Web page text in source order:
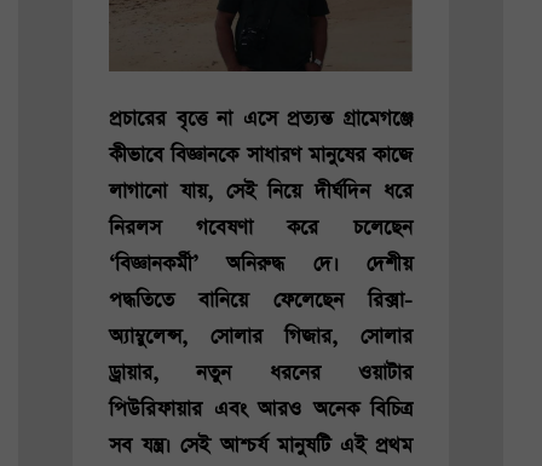
প্রচারের বৃত্তে না এসে প্রত্যন্ত গ্রামেগঞ্জে
কীভাবে বিজ্ঞানকে সাধারণ মানুষের কাজে
লাগানো যায়, সেই নিয়ে দীর্ঘদিন ধরে
নিরলস গবেষণা করে চলেছেন
‘বিজ্ঞানকর্মী’ অনিরুদ্ধ দে। দেশীয়
পদ্ধতিতে বানিয়ে ফেলেছেন রিক্সা-
অ্যাম্বুলেন্স, সোলার গিজার, সোলার
ড্রায়ার, নতুন ধরনের ওয়াটার
পিউরিফায়ার এবং আরও অনেক বিচিত্র
সব যন্ত্র। সেই আশ্চর্য মানুষটি এই প্রথম